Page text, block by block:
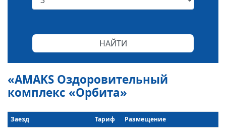
«AMAKS Оздоровительный
комплекс «Орбита»
Заезд Тариф
Размещение